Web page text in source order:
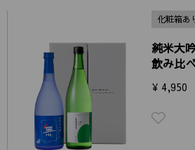
化粧箱あ
純米大
飲み比
¥ 4,950